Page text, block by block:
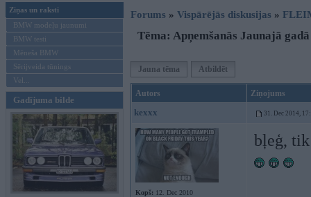
Ziņas un raksti
BMW modeļu jaunumi
BMW testi
Mēneša BMW
Sērijveida tūnings
Vel...
Gadījuma bilde
Forums » Vispārējās diskusijas »
Tēma: Apņemšanās Jaunajā gadā
Jauna tēma Atbildēt
Autors Ziņojums
kexxx 31. Dec 2014,
Kopš: 12. Dec 2010
bļeģ,